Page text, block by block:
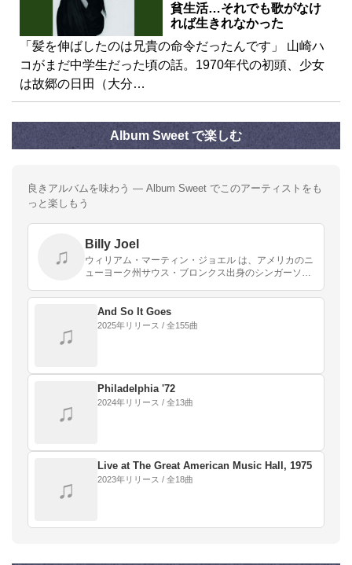
貧生活…それでも歌がなけ
れば生きれなかった
「髪を伸ばしたのは兄貴の命令だったんです」 山崎ハ
コがまだ中学生だった頃の話。1970年代の初頭、少女
は故郷の日田（大分…
Album Sweet で楽しむ
良きアルバムを味わう — Album Sweet でこのアーティストをも
っと楽しもう
♫
Billy Joel
ウィリアム・マーティン・ジョエル は、アメリカのニ
ューヨーク州サウス・ブロンクス出身のシンガーソン
ロディと、都会的なアダルト・コンテンポラリー・サ
ウンド…
♫
And So It Goes
2025年リリース / 全155曲
♫
Philadelphia '72
2024年リリース / 全13曲
♫
Live at The Great American Music Hall, 1975
2023年リリース / 全18曲